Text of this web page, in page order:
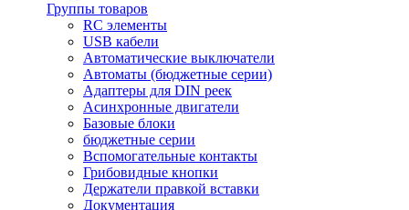
Группы товаров
RC элементы
USB кабели
Автоматические выключатели
Автоматы (бюджетные серии)
Адаптеры для DIN реек
Асинхронные двигатели
Базовые блоки
бюджетные серии
Вспомогательные контакты
Грибовидные кнопки
Держатели правкой вставки
Документация